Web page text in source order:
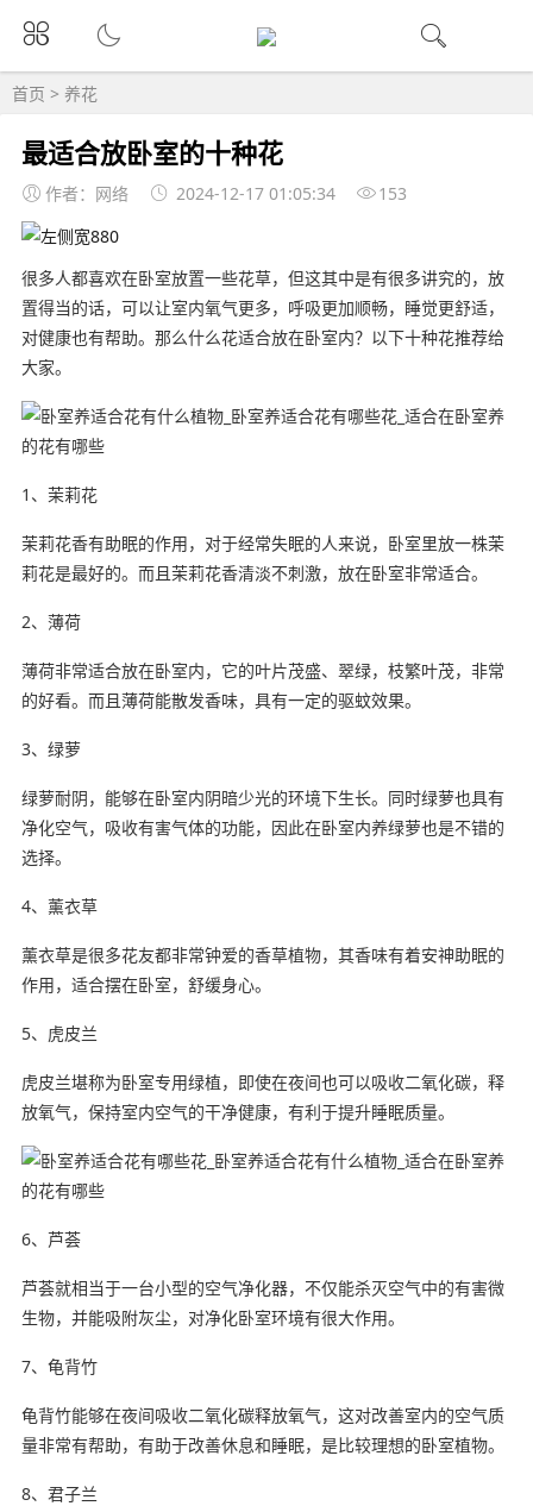
首页 > 养花
最适合放卧室的十种花
作者：网络 2024-12-17 01:05:34 153
很多人都喜欢在卧室放置一些花草，但这其中是有很多讲究的，放
置得当的话，可以让室内氧气更多，呼吸更加顺畅，睡觉更舒适，
对健康也有帮助。那么什么花适合放在卧室内？以下十种花推荐给
大家。
1、茉莉花
茉莉花香有助眠的作用，对于经常失眠的人来说，卧室里放一株茉
莉花是最好的。而且茉莉花香清淡不刺激，放在卧室非常适合。
2、薄荷
薄荷非常适合放在卧室内，它的叶片茂盛、翠绿，枝繁叶茂，非常
的好看。而且薄荷能散发香味，具有一定的驱蚊效果。
3、绿萝
绿萝耐阴，能够在卧室内阴暗少光的环境下生长。同时绿萝也具有
净化空气，吸收有害气体的功能，因此在卧室内养绿萝也是不错的
选择。
4、薰衣草
薰衣草是很多花友都非常钟爱的香草植物，其香味有着安神助眠的
作用，适合摆在卧室，舒缓身心。
5、虎皮兰
虎皮兰堪称为卧室专用绿植，即使在夜间也可以吸收二氧化碳，释
放氧气，保持室内空气的干净健康，有利于提升睡眠质量。
6、芦荟
芦荟就相当于一台小型的空气净化器，不仅能杀灭空气中的有害微
生物，并能吸附灰尘，对净化卧室环境有很大作用。
7、龟背竹
龟背竹能够在夜间吸收二氧化碳释放氧气，这对改善室内的空气质
量非常有帮助，有助于改善休息和睡眠，是比较理想的卧室植物。
8、君子兰